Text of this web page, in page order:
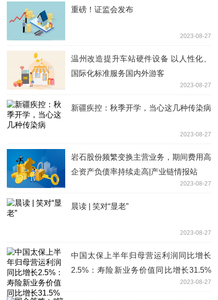
重磅！证监会发布
2023-08-27
温州改造提升车站硬件设备 以人性化、
国际化标准服务国内外游客
2023-08-27
新疆疾控：秋季开学，当心这几种传染病
2023-08-27
岩石股份频繁变换主营业务，期间费用高
企资产负债率持续走高|产业链情报站
2023-08-27
晨读 | 笑对“显老”
2023-08-27
中国太保上半年归母营运利润同比增长
2.5%：寿险新业务价值同比增长31.5%
2023-08-27